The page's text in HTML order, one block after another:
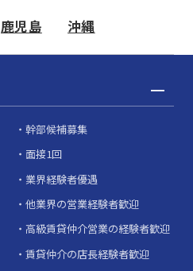
鹿児島 沖縄
幹部候補募集
面接1回
業界経験者優遇
他業界の営業経験者歓迎
高級賃貸仲介営業の経験者歓迎
賃貸仲介の店長経験者歓迎